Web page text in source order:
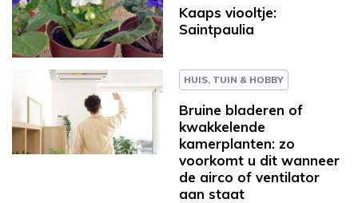
Kaaps viooltje:
Saintpaulia
HUIS, TUIN & HOBBY
Bruine bladeren of
kwakkelende
kamerplanten: zo
voorkomt u dit wanneer
de airco of ventilator
aan staat